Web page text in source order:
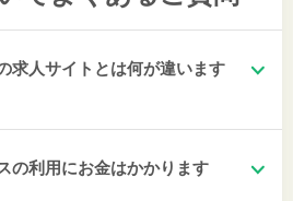
求人サイトとは何が違います
の利用にお金はかかります